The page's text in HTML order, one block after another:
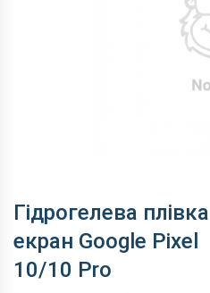
Гідрогелева
екран Google Pixel
10/10 Pro